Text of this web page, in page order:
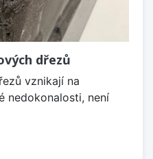
dřezů
vznikají na
nedokonalosti, není